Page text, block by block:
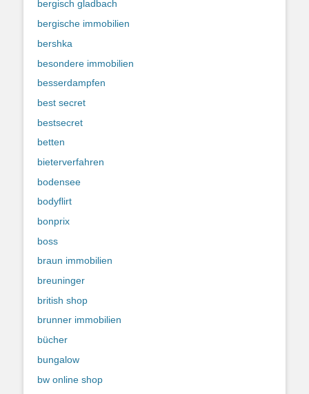
bergisch gladbach
bergische immobilien
bershka
besondere immobilien
besserdampfen
best secret
bestsecret
betten
bieterverfahren
bodensee
bodyflirt
bonprix
boss
braun immobilien
breuninger
british shop
brunner immobilien
bücher
bungalow
bw online shop